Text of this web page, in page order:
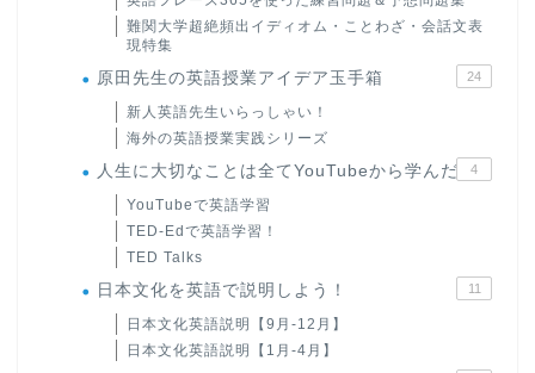
難関大学超絶頻出イディオム・ことわざ・会話文表
現特集
原田先生の英語授業アイデア玉手箱 24
新人英語先生いらっしゃい！
海外の英語授業実践シリーズ
人生に大切なことは全てYouTubeから学んだ 4
YouTubeで英語学習
TED-Edで英語学習！
TED Talks
日本文化を英語で説明しよう！ 11
日本文化英語説明【9月-12月】
日本文化英語説明【1月-4月】